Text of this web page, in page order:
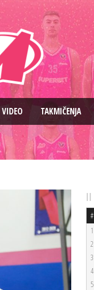
VIDEO TAKMIČENJA
#
1
2
3
4
5